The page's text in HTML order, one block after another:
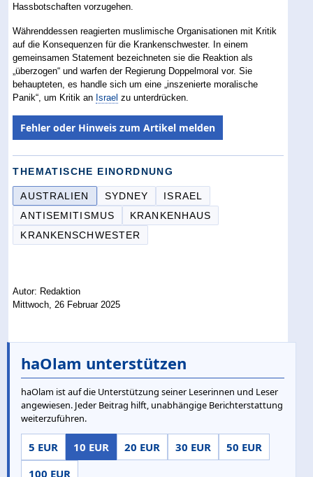
Hassbotschaften vorzugehen.
Währenddessen reagierten muslimische Organisationen mit Kritik
auf die Konsequenzen für die Krankenschwester. In einem
gemeinsamen Statement bezeichneten sie die Reaktion als
„überzogen“ und warfen der Regierung Doppelmoral vor. Sie
behaupteten, es handle sich um eine „inszenierte moralische
Panik“, um Kritik an Israel zu unterdrücken.
Fehler oder Hinweis zum Artikel melden
THEMATISCHE EINORDNUNG
AUSTRALIEN SYDNEY
ISRAEL
ANTISEMITISMUS
KRANKENHAUS
KRANKENSCHWESTER
Autor: Redaktion
Mittwoch, 26 Februar 2025
haOlam unterstützen
haOlam ist auf die Unterstützung seiner Leserinnen und Leser
angewiesen. Jeder Beitrag hilft, unabhängige Berichterstattung
weiterzuführen.
5 EUR 10 EUR 20 EUR 30 EUR
50 EUR
100 EUR